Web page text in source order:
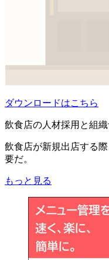
ダウンロードはこちら
飲食店の人材採用と組
飲食店が新規出店する
要だ。
もっと見る